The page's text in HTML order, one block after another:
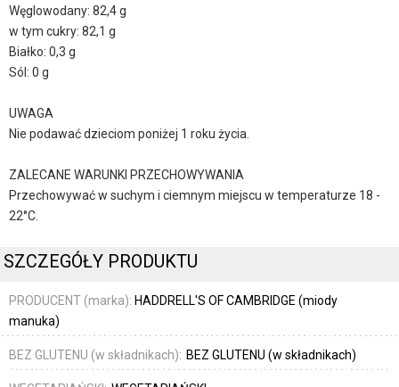
Węglowodany: 82,4 g
w tym cukry: 82,1 g
Białko: 0,3 g
Sól: 0 g
UWAGA
Nie podawać dzieciom poniżej 1 roku życia.
ZALECANE WARUNKI PRZECHOWYWANIA
Przechowywać w suchym i ciemnym miejscu w temperaturze 18 -
22°C.
SZCZEGÓŁY PRODUKTU
PRODUCENT (marka): HADDRELL'S OF CAMBRIDGE (miody
manuka)
BEZ GLUTENU (w składnikach): BEZ GLUTENU (w składnikach)